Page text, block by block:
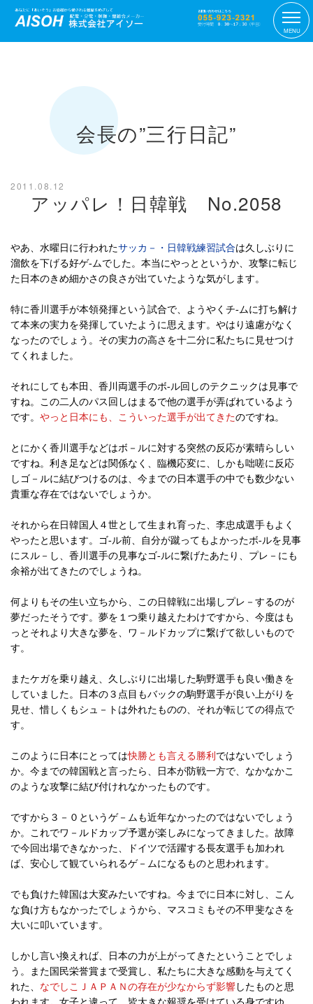
MENU
会長の”三行日記”
2011.08.12
アッパレ！日韓戦 No.2058
やあ、水曜日に行われたサッカ－・日韓戦練習試合は久しぶりに
溜飲を下げる好ゲ-ムでした。本当にやっとというか、攻撃に転じ
た日本のきめ細かさの良さが出ていたような気がします。
特に香川選手が本領発揮という試合で、ようやくチ-ムに打ち解け
て本来の実力を発揮していたように思えます。やはり遠慮がなく
なったのでしょう。その実力の高さを十二分に私たちに見せつけ
てくれました。
それにしても本田、香川両選手のボ-ル回しのテクニックは見事で
すね。この二人のパス回しはまるで他の選手が弄ばれているよう
です。 やっと日本にも、こういった選手が出てきたのですね。
とにかく香川選手などはボ－ルに対する突然の反応が素晴らしい
ですね。利き足などは関係なく、臨機応変に、しかも咄嗟に反応
しゴ－ルに結びつけるのは、今までの日本選手の中でも数少ない
貴重な存在ではないでしょうか。
それから在日韓国人４世として生まれ育った、李忠成選手もよく
やったと思います。ゴ-ル前、自分が蹴ってもよかったボ-ルを見事
にスル－し、香川選手の見事なゴ-ルに繋げたあたり、プレ－にも
余裕が出てきたのでしょうね。
何よりもその生い立ちから、この日韓戦に出場しプレ－するのが
夢だったそうです。夢を１つ乗り越えたわけですから、今度はも
っとそれより大きな夢を、ワ－ルドカップに繋げて欲しいもので
す。
またケガを乗り越え、久しぶりに出場した駒野選手も良い働きを
していました。日本の３点目もバックの駒野選手が良い上がりを
見せ、惜しくもシュ－トは外れたものの、それが転じての得点で
す。
このように日本にとっては快勝とも言える勝利 ではないでしょう
か。今までの韓国戦と言ったら、日本が防戦一方で、なかなかこ
のような攻撃に結び付けれなかったものです。
ですから３－０というゲ－ムも近年なかったのではないでしょう
か。これでワ－ルドカップ予選が楽しみになってきました。故障
で今回出場できなかった、ドイツで活躍する長友選手も加われ
ば、安心して観ていられるゲ－ムになるものと思われます。
でも負けた韓国は大変みたいですね。今までに日本に対し、こん
な負け方もなかったでしょうから、マスコミもその不甲斐なさを
大いに叩いています。
しかし言い換えれば、日本の力が上がってきたということでしょ
う。また国民栄誉賞まで受賞し、私たちに大きな感動を与えてく
れた、 なでしこＪＡＰＡＮの存在が少なからず影響 したものと思